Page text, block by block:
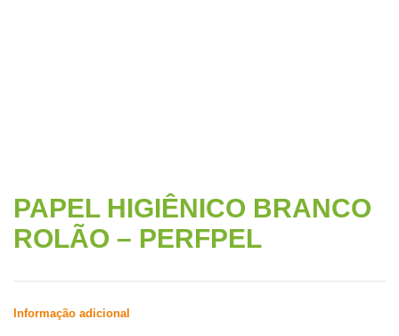
PAPEL HIGIÊNICO BRANCO
ROLÃO – PERFPEL
Informação adicional